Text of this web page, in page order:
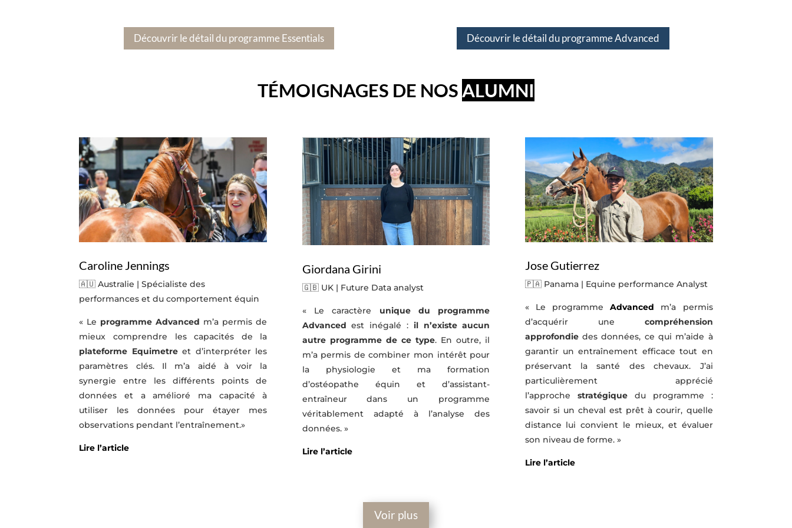
Découvrir le détail du programme Essentials Découvrir le détail du programme Advanced
TÉMOIGNAGES DE NOSALUMNI
Caroline Jennings
🇦🇺Australie | Spécialiste des
performances et du comportement équin
« Le programme Advanced m’a permis de
mieux comprendre les capacités de la
plateforme Equimetreet d’interpréter les
paramètres clés. Il m’a aidé à voir la
synergie entre les différents points de
données et a amélioré ma capacité à
utiliser les données pour étayer mes
observations pendant l’entraînement.»
Lire l’article
Giordana Girini
🇬🇧 UK | Future Data analyst
« Le caractère unique du programme
Advanced est inégalé : il n’existe aucun
autre programme de ce type. En outre, il
m’a permis de combiner mon intérêt pour
la physiologie et ma formation
d’ostéopathe équin et d’assistant-
entraîneur dans un programme
véritablement adapté à l’analyse des
données. »
Lire l’article
Jose Gutierrez
🇵🇦 Panama | Equine performance Analyst
« Le programme Advanced m’a permis
d’acquérir une compréhension
approfondiedes données, ce qui m’aide à
garantir un entraînement efficace tout en
préservant la santé des chevaux. J’ai
particulièrement apprécié
l’approche stratégiquedu programme :
savoir si un cheval est prêt à courir, quelle
distance lui convient le mieux, et évaluer
son niveau de forme. »
Lire l’article
Voir plus